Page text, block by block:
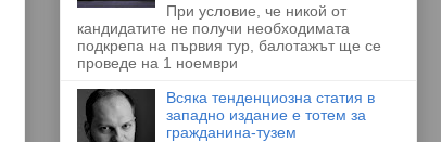
При условие, че никой от
кандидатите не получи необходимата
подкрепа на първия тур, балотажът ще се
проведе на 1 ноември
Всяка тенденциозна статия в
западно издание е тотем за
гражданина-тузем